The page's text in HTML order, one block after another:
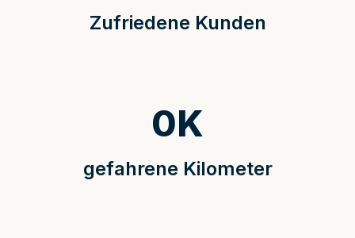
Zufriedene Kunden
gefahrene Kilometer
0K